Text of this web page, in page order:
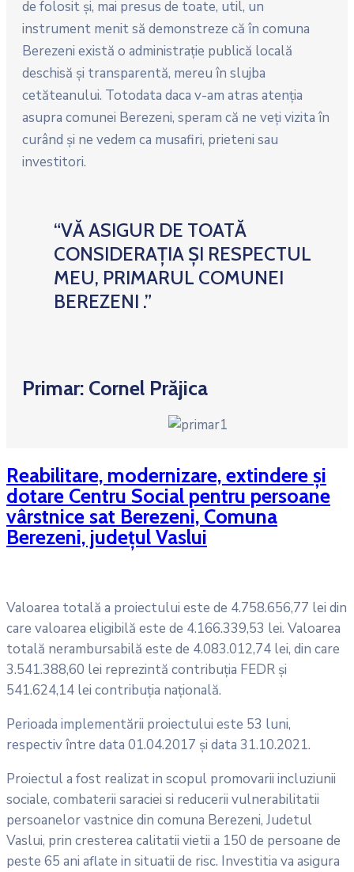
de folosit şi, mai presus de toate, util, un
instrument menit să demonstreze că în comuna
Berezeni există o administraţie publică locală
deschisă şi transparentă, mereu în slujba
cetăteanului. Totodata daca v-am atras atenţia
asupra comunei Berezeni, speram că ne veţi vizita în
curând şi ne vedem ca musafiri, prieteni sau
investitori.
“VĂ ASIGUR DE TOATĂ
CONSIDERAȚIA ȘI RESPECTUL
MEU, PRIMARUL COMUNEI
BEREZENI .”
Primar: Cornel Prăjica
Reabilitare, modernizare, extindere și
dotare Centru Social pentru persoane
vârstnice sat Berezeni, Comuna
Berezeni, județul Vaslui
Valoarea totală a proiectului este de 4.758.656,77 lei din
care valoarea eligibilă este de 4.166.339,53 lei. Valoarea
totală nerambursabilă este de 4.083.012,74 lei, din care
3.541.388,60 lei reprezintă contribuţia FEDR și
541.624,14 lei contribuția națională.
Perioada implementării proiectului este 53 luni,
respectiv între data 01.04.2017 şi data 31.10.2021.
Proiectul a fost realizat in scopul promovarii incluziunii
sociale, combaterii saraciei si reducerii vulnerabilitatii
persoanelor vastnice din comuna Berezeni, Judetul
Vaslui, prin cresterea calitatii vietii a 150 de persoane de
peste 65 ani aflate in situatii de risc. Investitia va asigura